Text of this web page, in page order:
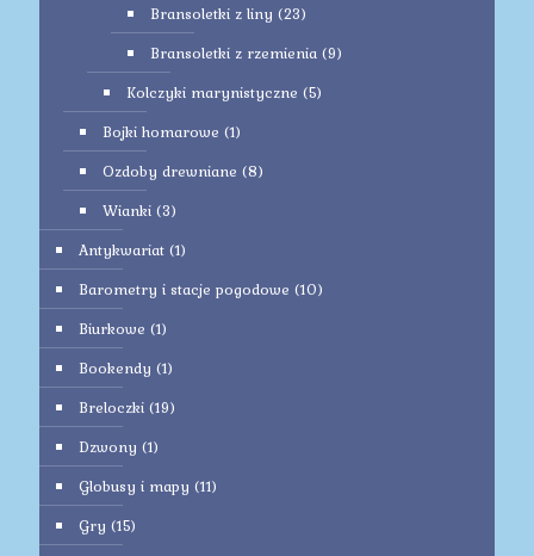
Bransoletki z liny (23)
Bransoletki z rzemienia (9)
Kolczyki marynistyczne (5)
Bojki homarowe (1)
Ozdoby drewniane (8)
Wianki (3)
Antykwariat (1)
Barometry i stacje pogodowe (10)
Biurkowe (1)
Bookendy (1)
Breloczki (19)
Dzwony (1)
Globusy i mapy (11)
Gry (15)